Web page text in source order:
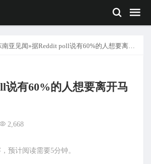
南亚见闻»据Reddit poll说有60%的人想要离开马来西亚生活
说有60%的人想要离开马
2,668
预计阅读需要5分钟。